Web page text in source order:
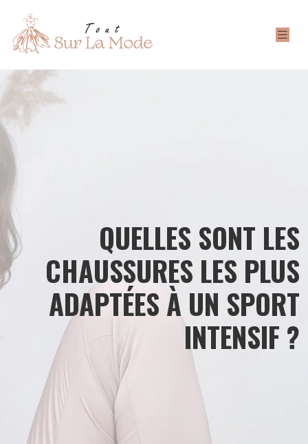
QUELLES SONT LES
CHAUSSURES LES PLUS
ADAPTÉES À UN SPORT
INTENSIF ?